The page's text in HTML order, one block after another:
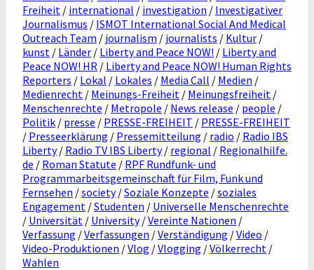
Freiheit / international / investigation / Investigativer
Journalismus / ISMOT International Social And Medical
Outreach Team / journalism / journalists / Kultur /
kunst / Länder / Liberty and Peace NOW! / Liberty and
Peace NOW! HR / Liberty and Peace NOW! Human Rights
Reporters / Lokal / Lokales / Media Call / Medien /
Medienrecht / Meinungs-Freiheit / Meinungsfreiheit /
Menschenrechte / Metropole / News release / people /
Politik / presse / PRESSE-FREIHEIT / PRESSE-FREIHEIT
/ Presseerklärung / Pressemitteilung / radio / Radio IBS
Liberty/ Radio TV IBS Liberty/ regional / Regionalhilfe.
de / Roman Statute / RPF Rundfunk- und
Programmarbeitsgemeinschaft für Film, Funk und
Fernsehen /society/Soziale Konzepte /soziales
Engagement /Studenten / Universelle Menschenrechte
/ Universität / University/Vereinte Nationen /
Verfassung /Verfassungen /Verständigung /Video /
Video-Produktionen /Vlog /Vlogging /Völkerrecht /
Wahlen